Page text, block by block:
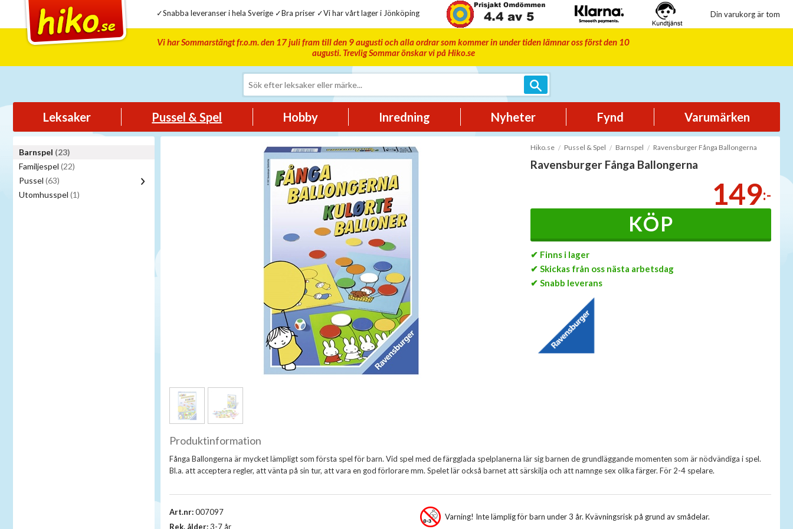
✓Snabba leveranser i hela Sverige ✓Bra priser ✓Vi har vårt lager i Jönköping Din varukorg är tom
Vi har Sommarstängt fr.o.m. den 17 juli fram till den 9 augusti och alla ordrar som kommer in under tiden lämnar oss först den 10
augusti. Trevlig Sommar önskar vi på Hiko.se
Leksaker Pussel & Spel Hobby Inredning Nyheter Fynd Varumärken
Barnspel (23)
Familjespel (22)
Pussel (63)
Utomhusspel (1)
Hiko.se Pussel & Spel Barnspel Ravensburger Fånga Ballongerna
Ravensburger Fånga Ballongerna
149:-
KÖP
✔ Finns i lager
✔ Skickas från oss nästa arbetsdag
✔ Snabb leverans
Produktinformation
Fånga Ballongerna är mycket lämpligt som första spel för barn. Vid spel med de färgglada spelplanerna lär sig barnen de grundläggande momenten som är nödvändiga i spel.
Bl.a. att acceptera regler, att vänta på sin tur, att vara en god förlorare mm. Spelet lär också barnet att särskilja och att namnge sex olika färger. För 2-4 spelare.
Art.nr:007097
Rek. ålder:3-7 år
Varning! Inte lämplig för barn under 3 år. Kvävningsrisk på grund av smådelar.